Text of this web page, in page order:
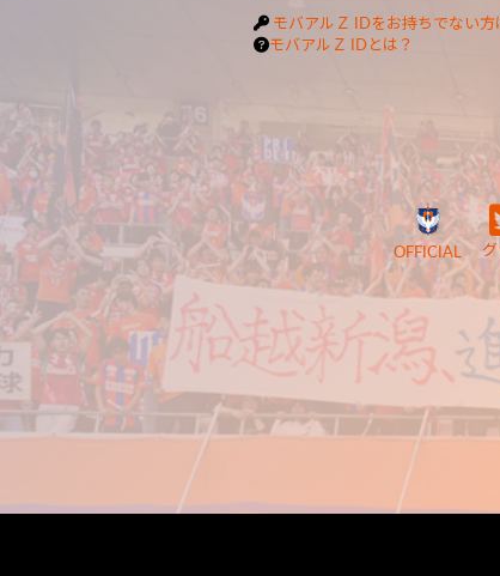
モバアルＺ IDをお持ちでない方
モバアルＺ IDとは？
OFFICIAL グ